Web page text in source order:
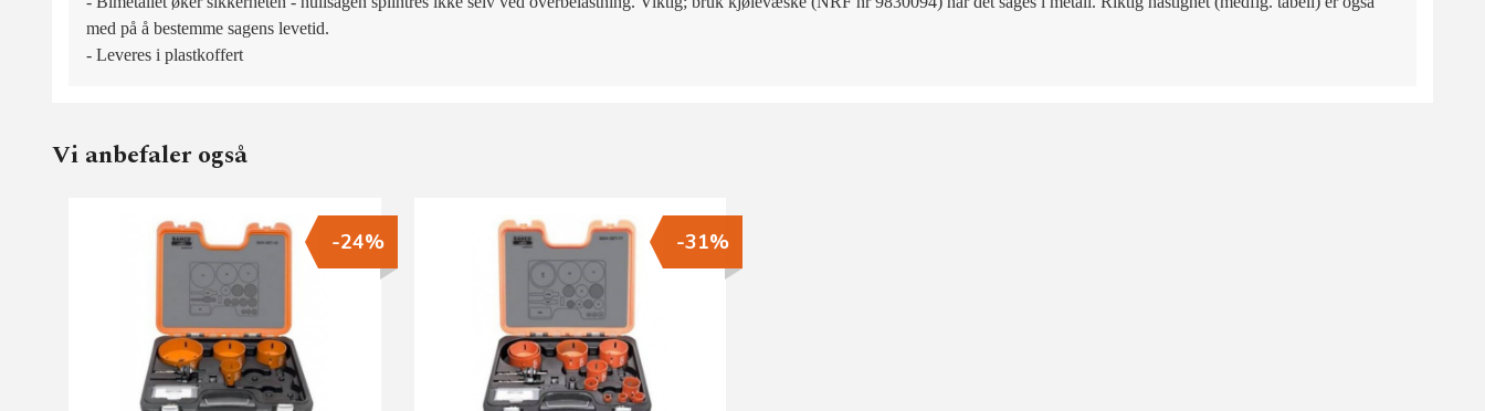
med på å bestemme sagens levetid.
- Leveres i plastkoffert
Vi anbefaler også
-24% -31%